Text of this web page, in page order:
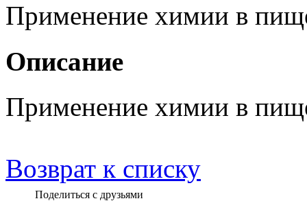
Применение химии в
Описание
Применение химии в
Возврат к списку
Поделиться с друзьями